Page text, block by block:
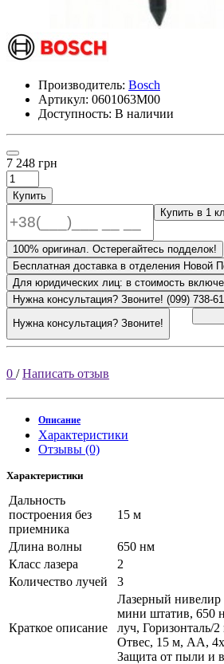
Производитель: Bosch
Артикул: 0601063M00
Доступность: В наличии
7 248 грн
Купить
Купить в 1
100% оригинал. Остерегайтесь подделок!
Бесплатная доставка в отделения Новой
Для юридических лиц: в стоимость
Нужна консультация? Звоните! (099)
Нужна консультация? Звоните!
0 /Написать отзыв
Описание
Характеристики
Отзывы (0)
Характеристики
Дальность
построения без
приемника
15 м
Длина волны
650 нм
Класс лазера
2
Количество лучей
3
Краткое описание
Лазерный
мини штатив, 650
луч, Горизонталь/
Отвес, 15 м, АА,
Защита от пыли и